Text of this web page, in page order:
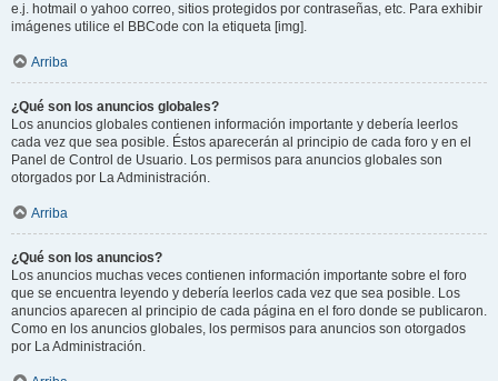
e.j. hotmail o yahoo correo, sitios protegidos por contraseñas, etc. Para exhibir
imágenes utilice el BBCode con la etiqueta [img].
Arriba
¿Qué son los anuncios globales?
Los anuncios globales contienen información importante y debería leerlos
cada vez que sea posible. Éstos aparecerán al principio de cada foro y en el
Panel de Control de Usuario. Los permisos para anuncios globales son
otorgados por La Administración.
Arriba
¿Qué son los anuncios?
Los anuncios muchas veces contienen información importante sobre el foro
que se encuentra leyendo y debería leerlos cada vez que sea posible. Los
anuncios aparecen al principio de cada página en el foro donde se publicaron.
Como en los anuncios globales, los permisos para anuncios son otorgados
por La Administración.